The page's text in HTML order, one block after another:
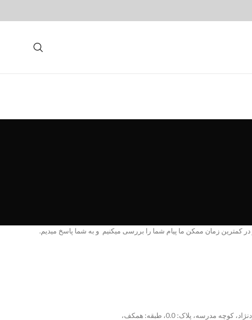
در کمترین زمان ممکن ما پیام شما را بررسی میکنیم و به شما پاسخ میدیم.
پلاک: 0.0، طبقه: همکف،